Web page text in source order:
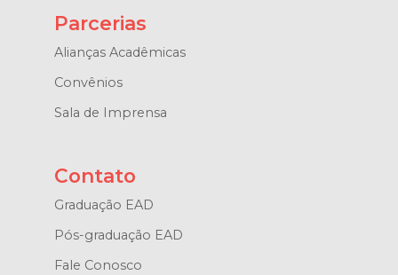
Parcerias
Alianças Acadêmicas
Convênios
Sala de Imprensa
Contato
Graduação EAD
Pós-graduação EAD
Fale Conosco